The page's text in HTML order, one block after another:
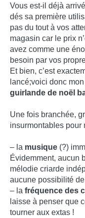
Vous est-il déjà
dés sa première
pas du tout à vos
magasin car le prix
avez comme une
besoin par vos
Et bien, c’est
lancé;voici donc
guirlande de noël
Une fois branchée,
insurmontables pour
– la musique (?)
Évidemment, aucun
mélodie criarde
aucune possibilité
– la fréquence des
laisse à penser que
tourner aux extas !